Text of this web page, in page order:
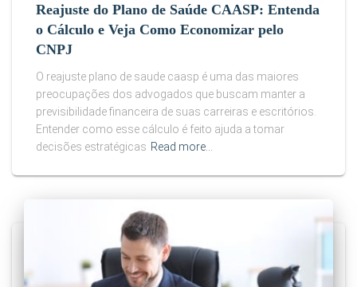
Reajuste do Plano de Saúde CAASP: Entenda
o Cálculo e Veja Como Economizar pelo
CNPJ
O reajuste plano de saude caasp é uma das maiores
preocupações dos advogados que buscam manter a
previsibilidade financeira de suas carreiras e escritórios.
Entender como esse cálculo é feito ajuda a tomar
decisões estratégicas Read more…